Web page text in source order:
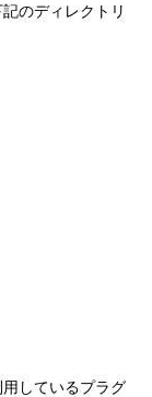
のディレクトリ
しているプラグ